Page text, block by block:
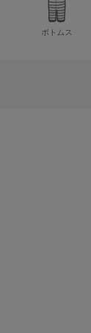
ボトムス